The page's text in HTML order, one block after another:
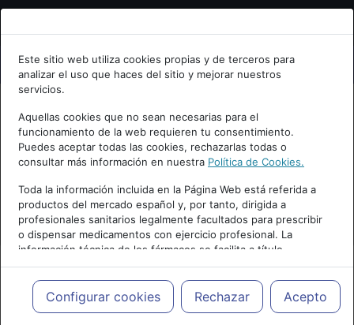
Bienvenid@ a psiquiatria.com
Escribe tu Email
Accede o regístrate con tu email.
Cancelar
Este sitio web utiliza cookies propias y de terceros para
analizar el uso que haces del sitio y mejorar nuestros
servicios.
Aquellas cookies que no sean necesarias para el
funcionamiento de la web requieren tu consentimiento.
Puedes aceptar todas las cookies, rechazarlas todas o
consultar más información en nuestra Política de Cookies.
Toda la información incluida en la Página Web está referida a
productos del mercado español y, por tanto, dirigida a
profesionales sanitarios legalmente facultados para prescribir
o dispensar medicamentos con ejercicio profesional. La
información técnica de los fármacos se facilita a título
meramente informativo, siendo responsabilidad de los
profesionales facultados prescribir medicamentos y decidir, en
cada caso concreto, el tratamiento más adecuado a las
necesidades del paciente.
Configurar cookies Rechazar Acepto